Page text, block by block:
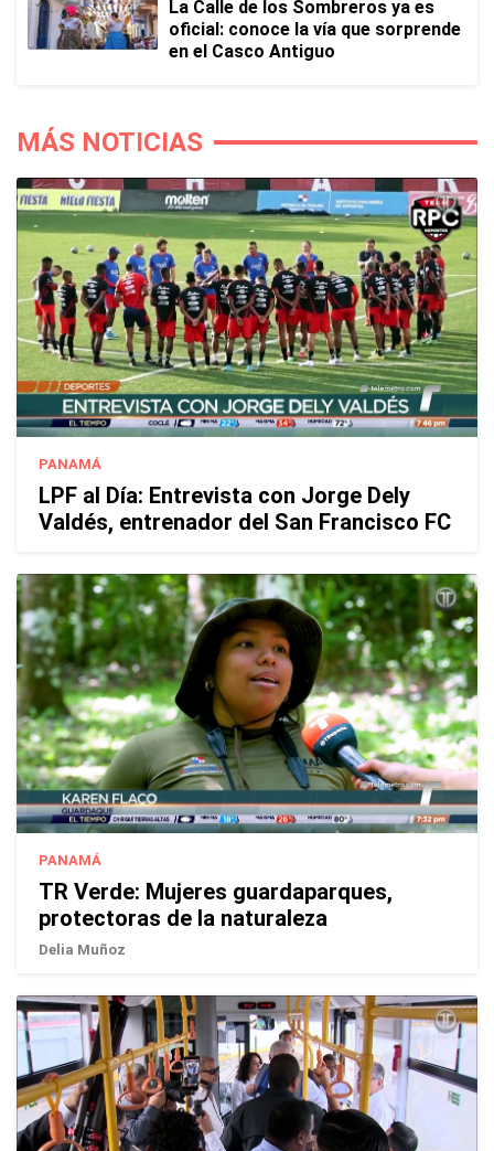
La Calle de los Sombreros ya es
oficial: conoce la vía que sorprende
en el Casco Antiguo
MÁS NOTICIAS
PANAMÁ
LPF al Día: Entrevista con Jorge Dely
Valdés, entrenador del San Francisco FC
PANAMÁ
TR Verde: Mujeres guardaparques,
protectoras de la naturaleza
Delia Muñoz